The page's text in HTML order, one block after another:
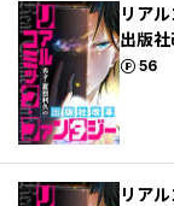
リア
出版
56
ポイント
リア